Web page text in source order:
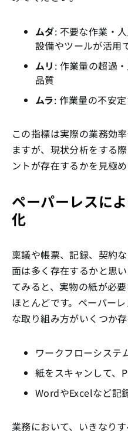
ムダ: 不要な作業・
設備やツールが活用
ムリ : 作業量の超過
品質
ムラ: 作業量の不安
この指標は実際の業務効
ますが、現状分析をする
ントが存在するかを見極
ペーパーレスに
化
稟議や帳票、記録、契約
面は多く存在するかと思
てみると、実物の紙が必
ほとんどです。ペーパー
な取り組み方がいくつか存
ワークフローシステ
紙をスキャンして、
WordやExcelなど記
業務において、いきなり